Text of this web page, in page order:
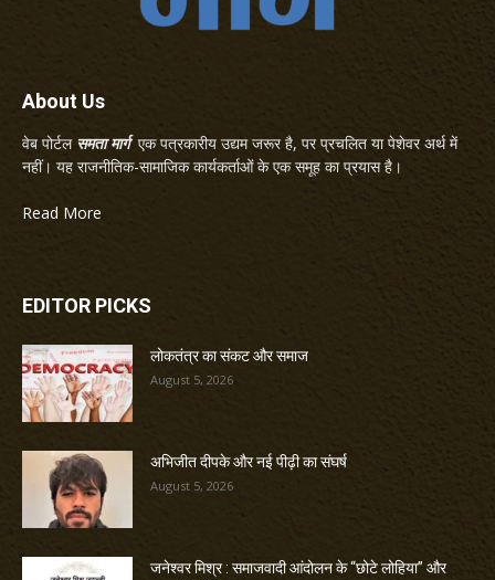
About Us
वेब पोर्टल समता मार्गएक पत्रकारीय उद्यम जरूर है, पर प्रचलित या पेशेवर अर्थ में
नहीं। यह राजनीतिक-सामाजिक कार्यकर्ताओं के एक समूह का प्रयास है।
Read More
EDITOR PICKS
लोकतंत्र का संकट और समाज
August 5, 2026
अभिजीत दीपके और नई पीढ़ी का संघर्ष
August 5, 2026
जनेश्वर मिश्र : समाजवादी आंदोलन के “छोटे लोहिया” और